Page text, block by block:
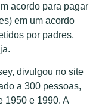
acordo para pagar
em um acordo
por padres,
divulgou no site
a 300 pessoas,
1950 e 1990. A